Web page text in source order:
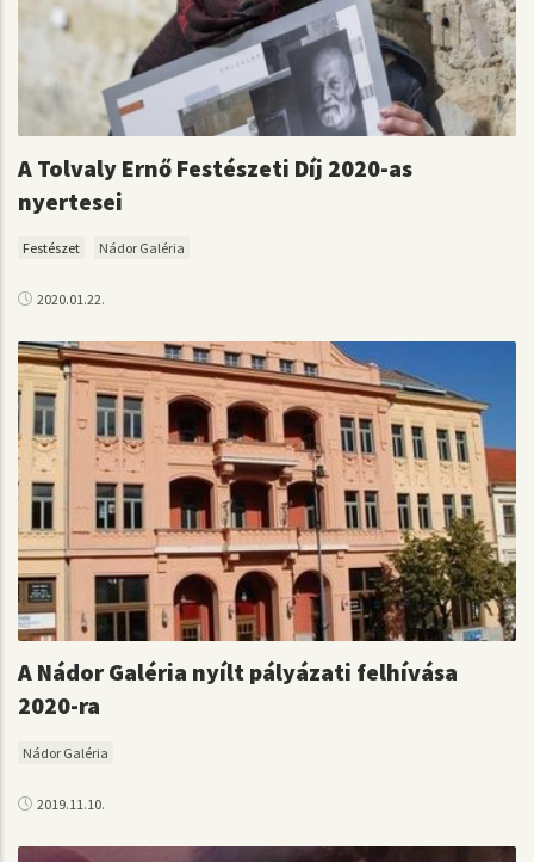
A Tolvaly Ernő Festészeti Díj 2020-as
nyertesei
Festészet Nádor Galéria
2020.01.22.
A Nádor Galéria nyílt pályázati felhívása
2020-ra
Nádor Galéria
2019.11.10.